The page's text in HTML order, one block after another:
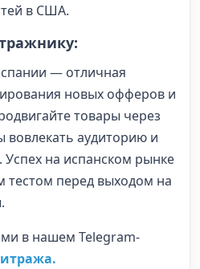
в США.
— отличная
новых офферов и
товары через
вовлекать аудиторию и
на испанском рынке
тестом перед выходом на
в нашем Telegram-